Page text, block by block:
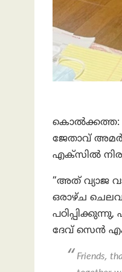
കൊൽക്കത്ത:
ജേതാവ്
എക്‌സിൽ
“അത് വ്യാജ
ഒരാഴ്ച
ദേവ് സെൻ
Friends,